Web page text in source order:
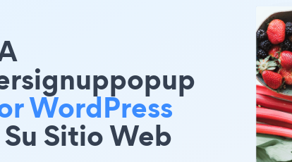
WordPress
Sitio Web